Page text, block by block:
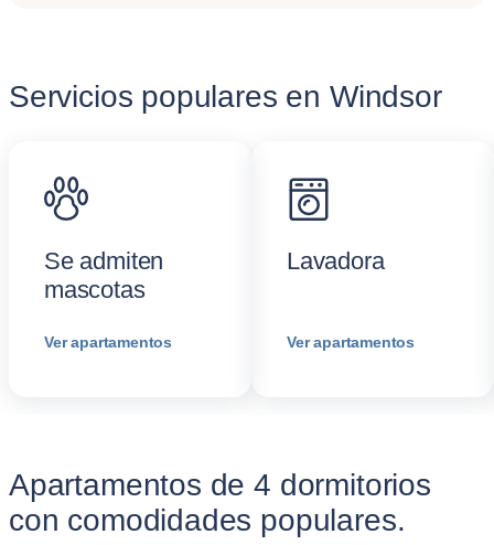
Servicios populares en Windsor
Se admiten
mascotas
Ver apartamentos
Lavadora
Ver apartamentos
Apartamentos de 4 dormitorios
con comodidades populares.